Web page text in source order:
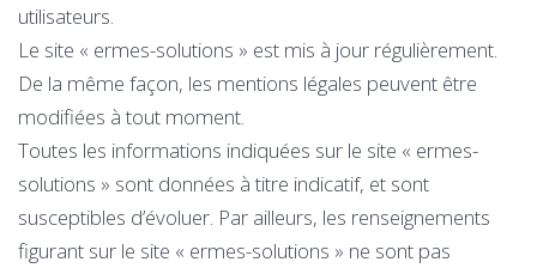
utilisateurs.
Le site « ermes-solutions » est mis à jour régulièrement.
De la même façon, les mentions légales peuvent être
modifiées à tout moment.
Toutes les informations indiquées sur le site « ermes-
solutions » sont données à titre indicatif, et sont
susceptibles d’évoluer. Par ailleurs, les renseignements
figurant sur le site « ermes-solutions » ne sont pas